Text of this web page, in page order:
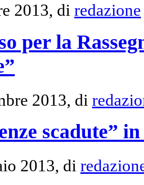
2013, di redazione
per la
2013, di
scadute”
2013, di